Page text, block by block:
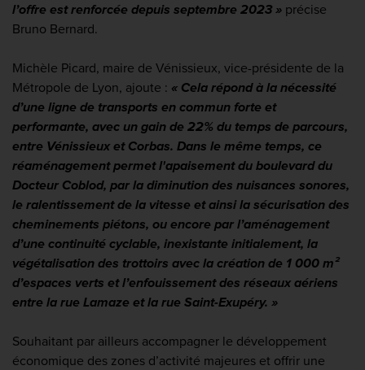
l’offre est renforcée depuis septembre 2023 » précise
Bruno Bernard.
Michèle Picard, maire de Vénissieux, vice-présidente de la
Métropole de Lyon, ajoute : « Cela répond à la nécessité
d’une ligne de transports en commun forte et
performante, avec un gain de 22% du temps de parcours,
entre Vénissieux et Corbas. Dans le même temps, ce
réaménagement permet l'apaisement du boulevard du
Docteur Coblod, par la diminution des nuisances sonores,
le ralentissement de la vitesse et ainsi la sécurisation des
cheminements piétons, ou encore par l’aménagement
d’une continuité cyclable, inexistante initialement, la
végétalisation des trottoirs avec la création de 1 000 m²
d’espaces verts et l’enfouissement des réseaux aériens
entre la rue Lamaze et la rue Saint-Exupéry. »
Souhaitant par ailleurs accompagner le développement
économique des zones d’activité majeures et offrir une